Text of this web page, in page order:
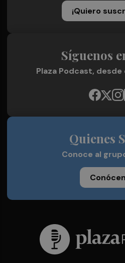
¡Quiero
Síguenos
Plaza Podcast,
Quienes
Conoce al